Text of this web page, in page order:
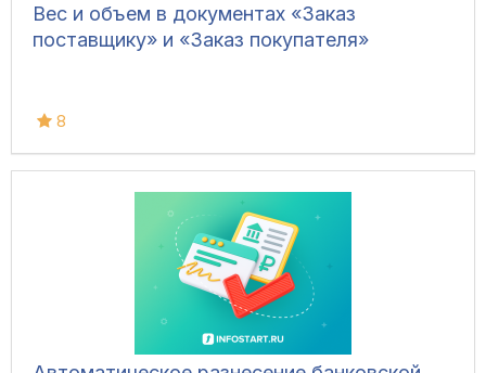
Вес и объем в документах «Заказ
поставщику» и «Заказ покупателя»
8